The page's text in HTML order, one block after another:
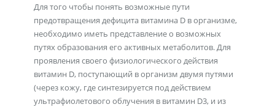
Для того чтобы понять возможные пути
предотвращения дефицита витамина D в организме,
необходимо иметь представление о возможных
путях образования его активных метаболитов. Для
проявления своего физиологического действия
витамин D, поступающий в организм двумя путями
(через кожу, где синтезируется под действием
ультрафиолетового облучения в витамин D3, и из